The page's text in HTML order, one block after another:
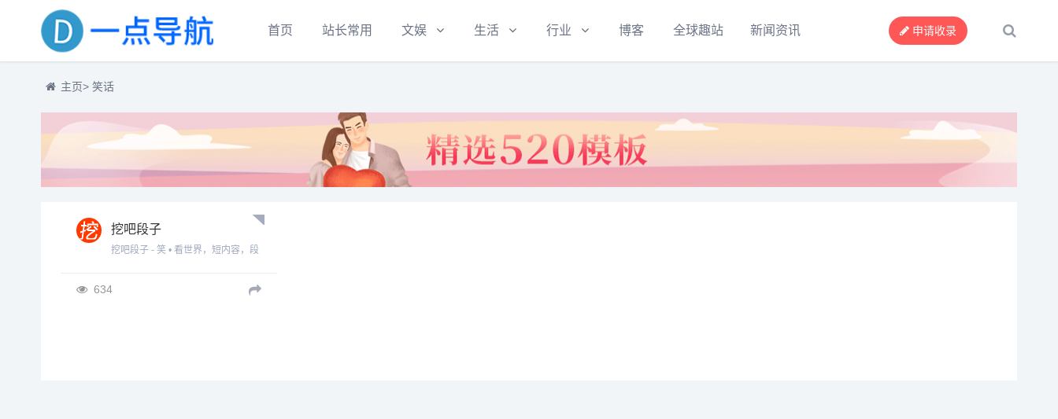
首页 站长常用 文娱 生活 行业 博客 全球趣站 新闻资讯 申请收录
主页> 笑话
挖吧段子
挖吧段子 - 笑 • 看世界，短内容，段
634